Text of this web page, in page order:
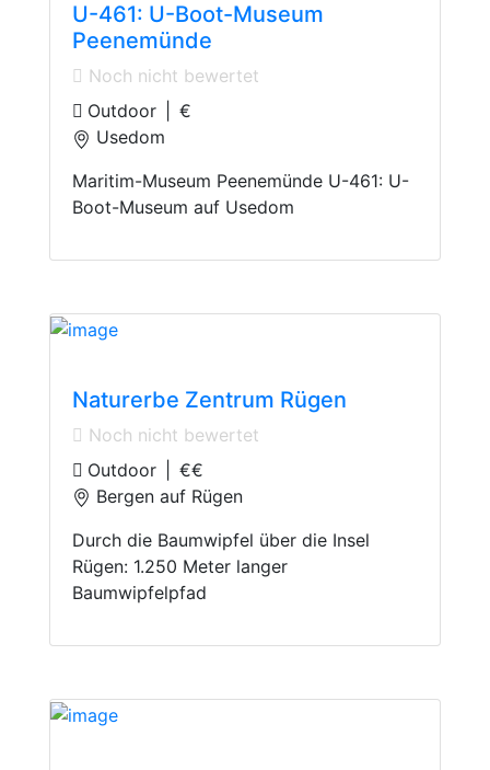
U-461: U-Boot-Museum
Peenemünde
Noch nicht bewertet
Outdoor
€
Usedom
Maritim-Museum Peenemünde U-461: U-
Boot-Museum auf Usedom
Naturerbe Zentrum Rügen
Noch nicht bewertet
Outdoor
€€
Bergen auf Rügen
Durch die Baumwipfel über die Insel
Rügen: 1.250 Meter langer
Baumwipfelpfad